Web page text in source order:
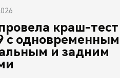
краш-тест
с
и задним